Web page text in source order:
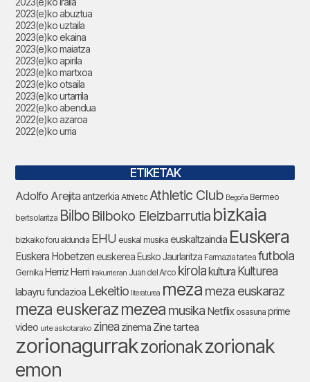
2023(e)ko abuztua
2023(e)ko uztaila
2023(e)ko ekaina
2023(e)ko maiatza
2023(e)ko apirila
2023(e)ko martxoa
2023(e)ko otsaila
2023(e)ko urtarrila
2022(e)ko abendua
2022(e)ko azaroa
2022(e)ko urria
ETIKETAK
Adolfo Arejitaantzerkia Athletic Athletic Club Begoña Bermeo
bertsolaritza Bilbo Bilboko Eleizbarrutia bizkaia
bizkaiko foru aldundia EHU euskal musika euskaltzaindia Euskera
Euskera Hobetzeneuskerea Eusko Jaurlaritza Farmazia tartea futbola
Gernika Herriz Herri Irakurrieran Juan del Arco kirolakultura Kulturea
labayru fundazioa Lekeitio literaturea meza meza euskaraz
meza euskerazmezea musika Netflix osasuna prime
video urte askotarako zinea zinema Zine tartea
zorionagurrakzorionakzorionak
emon